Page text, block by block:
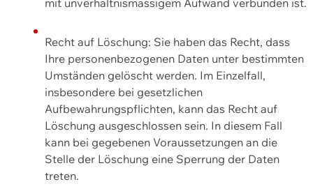
Recht auf Löschung: Sie haben das Recht, dass
Ihre personenbezogenen Daten unter bestimmten
Umständen gelöscht werden. Im Einzelfall,
insbesondere bei gesetzlichen
Aufbewahrungspflichten, kann das Recht auf
Löschung ausgeschlossen sein. In diesem Fall
kann bei gegebenen Voraussetzungen an die
Stelle der Löschung eine Sperrung der Daten
treten.